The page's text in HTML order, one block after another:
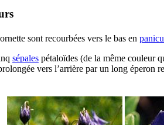
sont recourbées vers le bas en
sépales pétaloïdes (de la même couleur
vers l’arrière par un long éperon